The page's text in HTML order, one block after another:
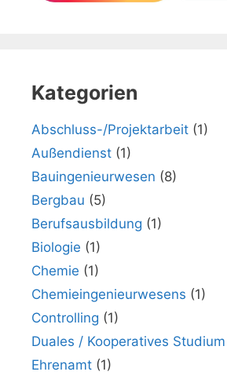
Kategorien
Abschluss-/Projektarbeit (1)
Außendienst (1)
Bauingenieurwesen (8)
Bergbau (5)
Berufsausbildung (1)
Biologie (1)
Chemie (1)
Chemieingenieurwesens (1)
Controlling (1)
Duales / Kooperatives Studium
Ehrenamt (1)